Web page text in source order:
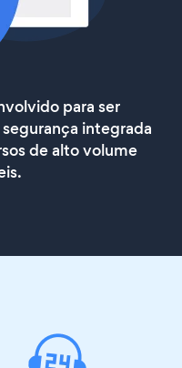
para ser
integrada
de alto volume